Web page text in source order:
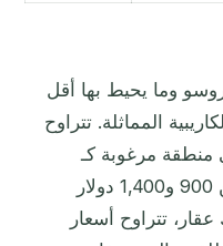
وما يحيط بها أقل
المماثلة. تتراوح
مرغوبة كـ
Canefield أو Goodwill عادةً بين 900 و1,400 دولار
تتراوح أسعار